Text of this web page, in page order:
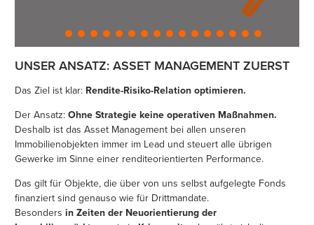
UNSER ANSATZ: ASSET MANAGEMENT ZUERST
Das Ziel ist klar: Rendite-Risiko-Relation optimieren.
Der Ansatz: Ohne Strategie keine operativen Maßnahmen.
Deshalb ist das Asset Management bei allen unseren
Immobilienobjekten immer im Lead und steuert alle übrigen
Gewerke im Sinne einer renditeorientierten Performance.
Das gilt für Objekte, die über von uns selbst aufgelegte Fonds
finanziert sind genauso wie für Drittmandate.
Besonders in Zeiten der Neuorientierung der